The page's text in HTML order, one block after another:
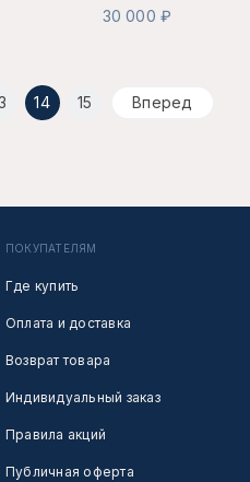
30 000 ₽
14 15 Вперед
ПОКУПАТЕЛЯМ
Где купить
Оплата и доставка
Возврат товара
Индивидуальный заказ
Правила акций
Публичная оферта